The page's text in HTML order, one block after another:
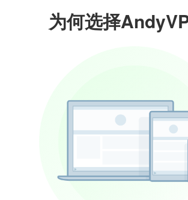
为何选择